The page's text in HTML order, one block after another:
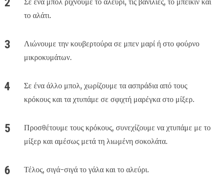
το αλάτι.
Λιώνουμε την κουβερτούρα σε μπεν μαρί ή στο φούρνο
μικροκυμάτων.
Σε ένα άλλο μπολ, χωρίζουμε τα ασπράδια από τους
κρόκους και τα χτυπάμε σε σφιχτή μαρέγκα στο μίξερ.
Προσθέτουμε τους κρόκους, συνεχίζουμε να χτυπάμε με το
μίξερ και αμέσως μετά τη λιωμένη σοκολάτα.
Τέλος, σιγά-σιγά το γάλα και το αλεύρι.